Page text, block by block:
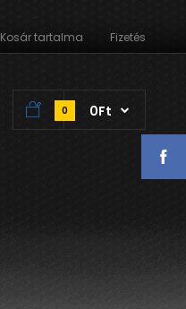
Kosár tartalma Fizetés
0 0Ft